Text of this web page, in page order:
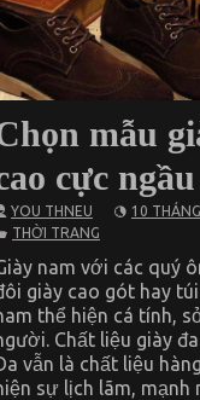
mẫu
cực
YOU THNEU 10
THỜI TRANG
nam với các quý
giày cao gót hay
thể hiện cá tính,
Chất liệu giày
vẫn là chất liệu
sự lịch lãm, mạnh